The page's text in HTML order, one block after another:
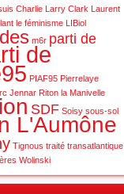
Charlie Larry Clark Laurent
le féminisme LIBiol
m6r parti de
de
PIAF95 Pierrelaye
Jennar Riton la Manivelle
SDF Soisy sous-sol
L'Aumône
Tignous traité transatlantique
Wolinski